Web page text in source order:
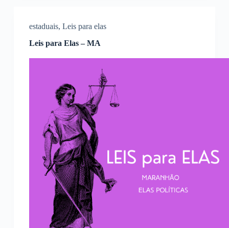
estaduais, Leis para elas
Leis para Elas – MA